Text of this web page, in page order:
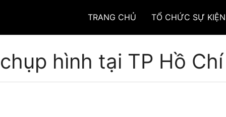
TRANG CHỦ TỔ CHỨC SỰ KIỆN
hình tại TP Hồ